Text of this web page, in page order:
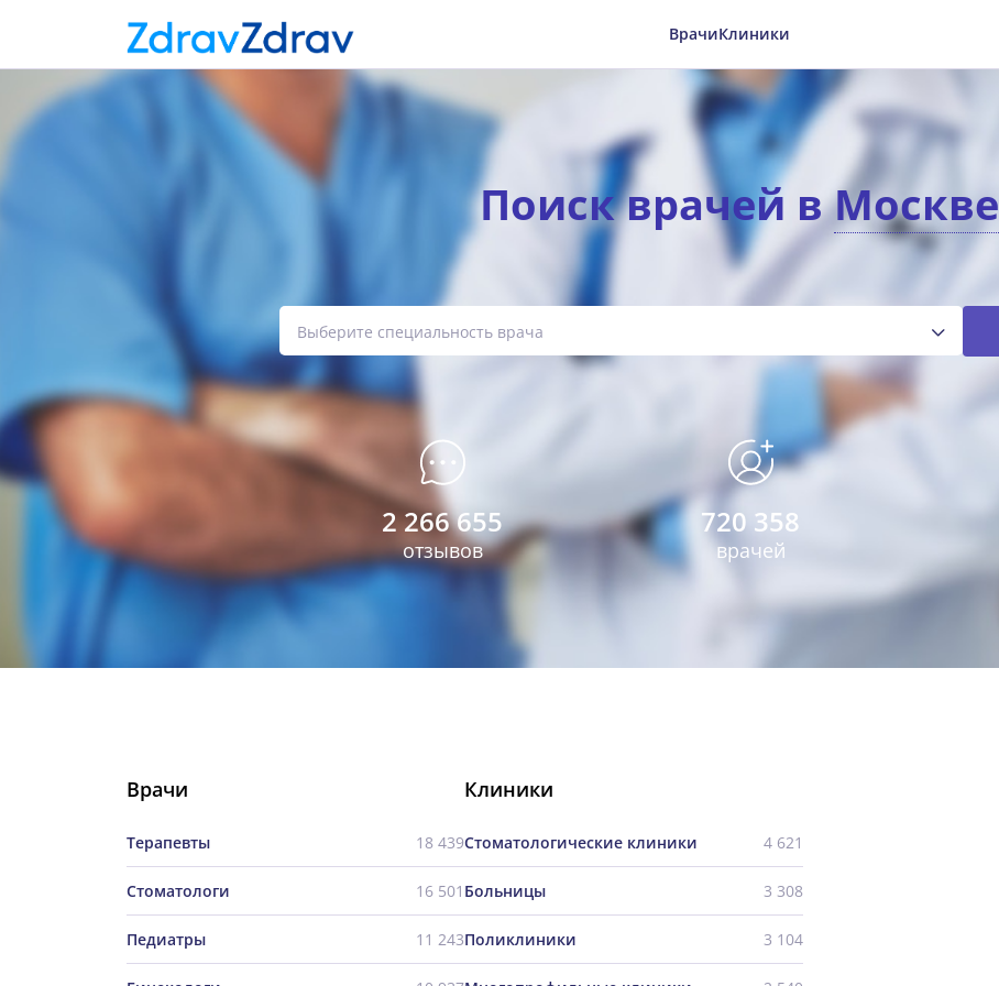
ВрачиКлиники
Поиск врачей вМоскве
2 266 655
отзывов
720 358
врачей
Врачи
Терапевты 18 439
Стоматологи 16 501
Педиатры 11 243
Клиники
Стоматологические клиники 4 621
Больницы 3 308
Поликлиники 3 104